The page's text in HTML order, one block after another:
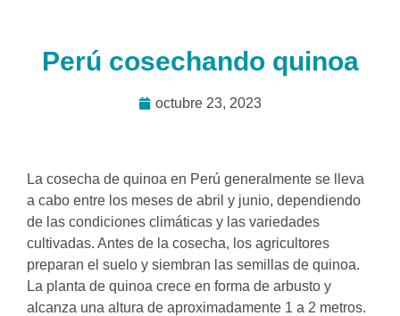
Perú cosechando quinoa
octubre 23, 2023
La cosecha de quinoa en Perú generalmente se lleva
a cabo entre los meses de abril y junio, dependiendo
de las condiciones climáticas y las variedades
cultivadas. Antes de la cosecha, los agricultores
preparan el suelo y siembran las semillas de quinoa.
La planta de quinoa crece en forma de arbusto y
alcanza una altura de aproximadamente 1 a 2 metros.